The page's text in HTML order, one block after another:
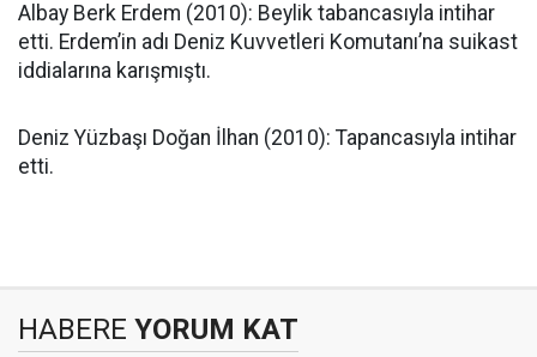
Albay Berk Erdem (2010): Beylik tabancasıyla intihar
etti. Erdem’in adı Deniz Kuvvetleri Komutanı’na suikast
iddialarına karışmıştı.
Deniz Yüzbaşı Doğan İlhan (2010): Tapancasıyla intihar
etti.
HABERE YORUM KAT